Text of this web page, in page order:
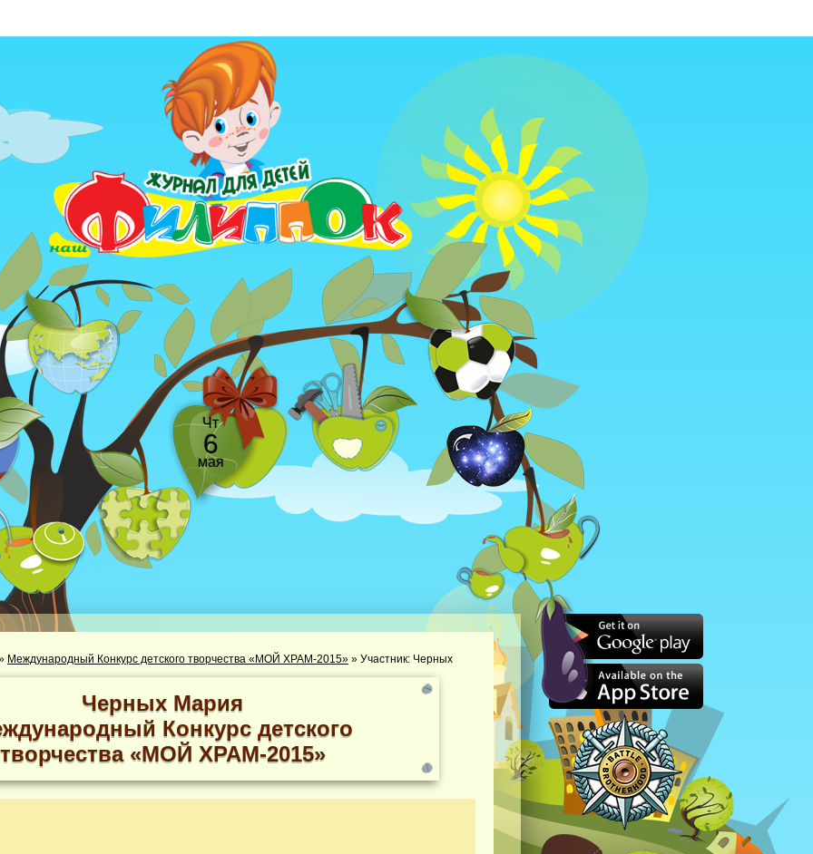
Чт
6
мая
Международный Конкурс детского творчества «МОЙ ХРАМ-2015» »
Черных Мария
Конкурс детского
творчества «МОЙ ХРАМ-2015»